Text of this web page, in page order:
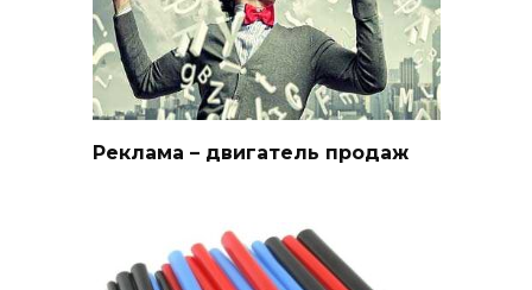
Реклама – двигатель продаж